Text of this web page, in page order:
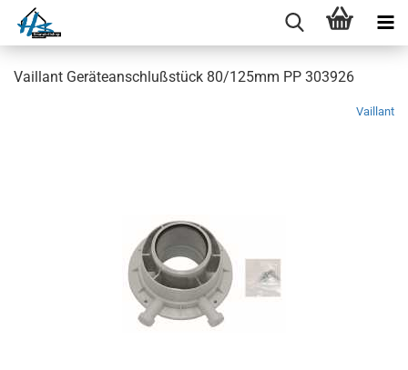
Vaillant Geräteanschlußstück 80/125mm PP 303926
Vaillant